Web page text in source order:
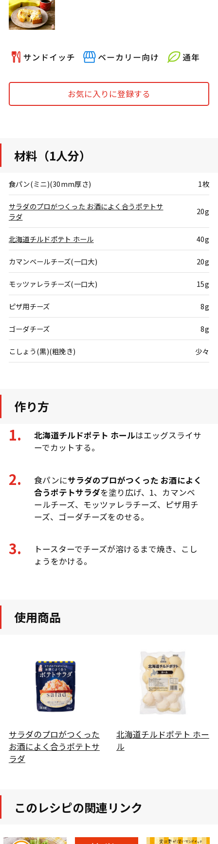
お気に入りに登録する
材料（1人分）
食パン(ミニ)(30mm厚さ) 1枚
サラダのプロがつくった お酒によく合うポテトサ
ラダ
20g
北海道チルドポテト ホール 40g
カマンベールチーズ(一口大) 20g
モッツァレラチーズ(一口大) 15g
ピザ用チーズ 8g
ゴーダチーズ 8g
こしょう(黒)(粗挽き) 少々
作り方
北海道チルドポテト ホールはエッグスライサ
ーでカットする。
食パンにサラダのプロがつくった お酒によく
合うポテトサラダを塗り広げ、1、カマンベ
ールチーズ、モッツァレラチーズ、ピザ用チ
ーズ、ゴーダチーズをのせる。
トースターでチーズが溶けるまで焼き、こし
ょうをかける。
使用商品
サラダのプロがつくった
お酒によく合うポテトサ
ラダ
北海道チルドポテト ホー
ル
このレシピの関連リンク